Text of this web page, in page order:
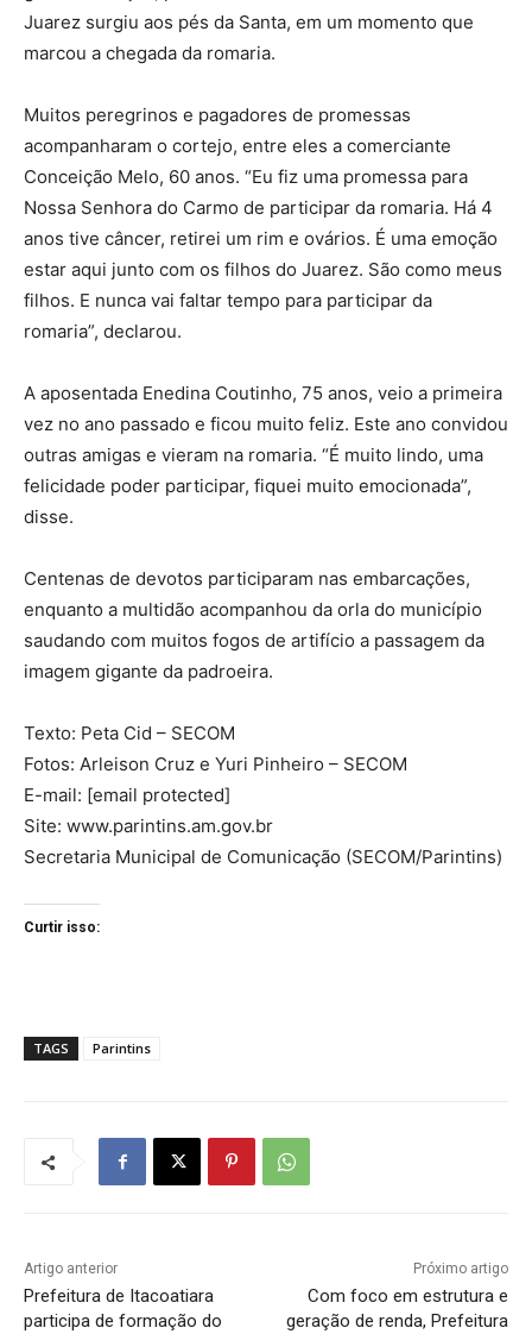
Juarez surgiu aos pés da Santa, em um momento que
marcou a chegada da romaria.
Muitos peregrinos e pagadores de promessas
acompanharam o cortejo, entre eles a comerciante
Conceição Melo, 60 anos. “Eu fiz uma promessa para
Nossa Senhora do Carmo de participar da romaria. Há 4
anos tive câncer, retirei um rim e ovários. É uma emoção
estar aqui junto com os filhos do Juarez. São como meus
filhos. E nunca vai faltar tempo para participar da
romaria”, declarou.
A aposentada Enedina Coutinho, 75 anos, veio a primeira
vez no ano passado e ficou muito feliz. Este ano convidou
outras amigas e vieram na romaria. “É muito lindo, uma
felicidade poder participar, fiquei muito emocionada”,
disse.
Centenas de devotos participaram nas embarcações,
enquanto a multidão acompanhou da orla do município
saudando com muitos fogos de artifício a passagem da
imagem gigante da padroeira.
Texto: Peta Cid – SECOM
Fotos: Arleison Cruz e Yuri Pinheiro – SECOM
E-mail: [email protected]
Site: www.parintins.am.gov.br
Secretaria Municipal de Comunicação (SECOM/Parintins)
Curtir isso:
TAGS Parintins
Artigo anterior
Prefeitura de Itacoatiara
participa de formação do
Próximo artigo
Com foco em estrutura e
geração de renda, Prefeitura